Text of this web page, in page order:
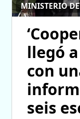
MINISTERIO
llegó
con
seis